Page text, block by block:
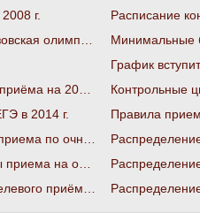
г.
Минимальные
в 2014 г.
Правила